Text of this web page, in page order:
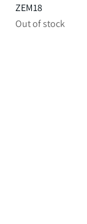
ZEM18
Out of stock